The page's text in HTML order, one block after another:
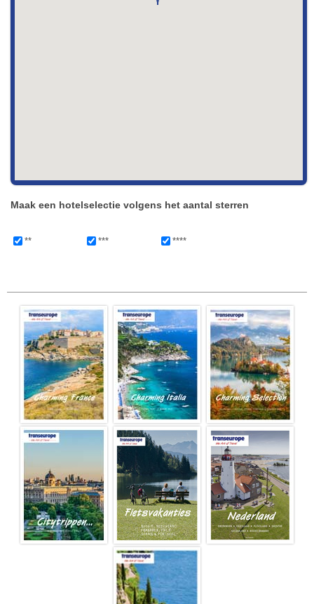
Maak een hotelselectie volgens het aantal sterren
** *** ****